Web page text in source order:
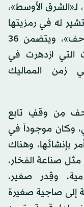
الأوسط»،
له في رمزيتها
من رخاء في «اليوم العالمي للمتاحف»، ويتضمن 36
التي ازدهرت في
زمن المماليك
مِن وقفٍ تابع
وكان موجوداً في
بإنشائها، وهناك
صناعة الفخار،
وقِدر صغير،
إلى صاجية صغيرة